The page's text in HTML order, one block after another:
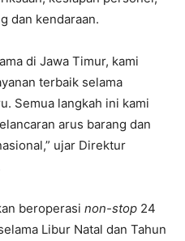
dan kendaraan.
di Jawa Timur, kami
terbaik selama
Semua langkah ini kami
arus barang dan
ujar Direktur
beroperasi non-stop 24
Libur Natal dan Tahun